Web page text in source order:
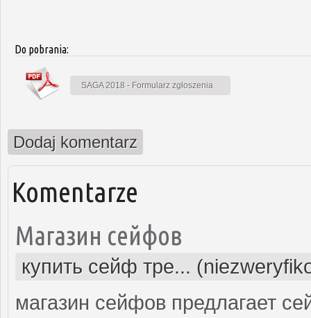
Do pobrania:
SAGA 2018 - Formularz zgłoszenia
Dodaj komentarz
Komentarze
Магазин сейфов
купить сейф тре...
магазин сейфов предлагает